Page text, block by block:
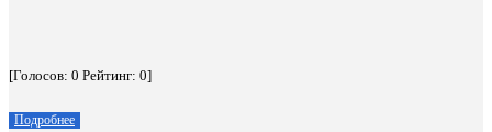
[Голосов: 0 Рейтинг: 0]
Подробнее